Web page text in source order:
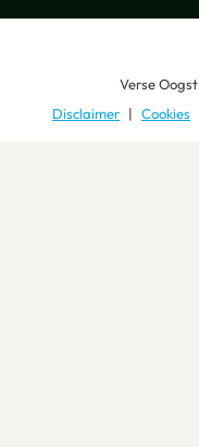
Verse Oogst
Disclaimer
Cookies